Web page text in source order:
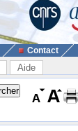
Contact
Aide